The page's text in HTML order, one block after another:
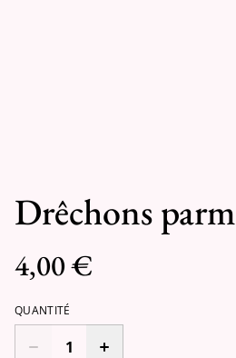
Drêchons
4,00 €
QUANTITÉ